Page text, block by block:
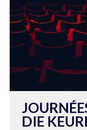
DIE